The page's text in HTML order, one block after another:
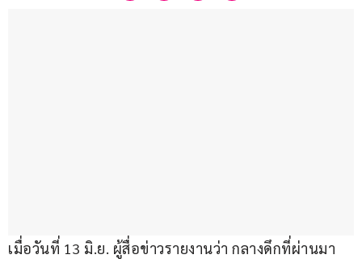
เมื่อวันที่ 13 มิ.ย. ผู้สื่อข่าวรายงานว่า กลางดึกที่ผ่านมา